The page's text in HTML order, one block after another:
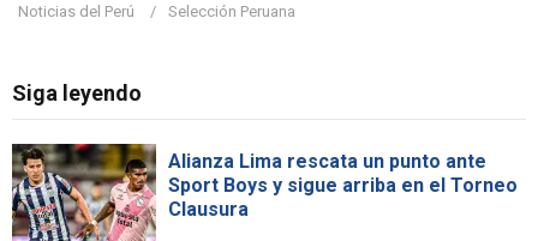
Noticias del Perú
Selección Peruana
Siga leyendo
Alianza Lima rescata un punto ante
Sport Boys y sigue arriba en el Torneo
Clausura